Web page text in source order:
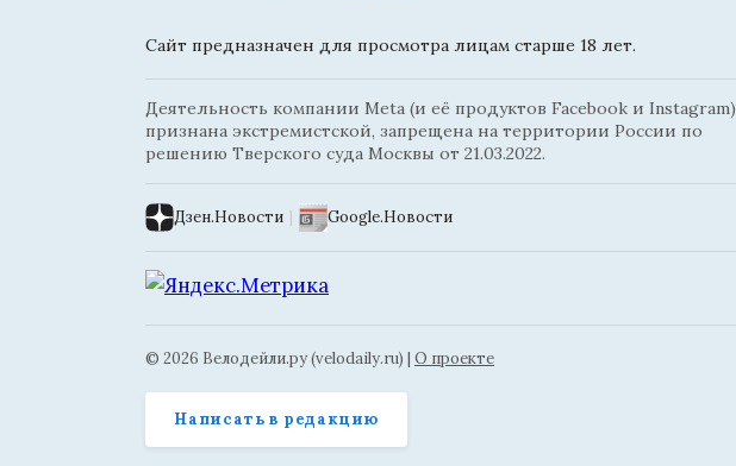
Сайт предназначен для просмотра лицам старше 18 лет.
Деятельность компании Meta (и её продуктов Facebook и Instagram)
признана экстремистской, запрещена на территории России по
решению Тверского суда Москвы от 21.03.2022.
Дзен.Новости Google.Новости
© 2026 Велодейли.ру (velodaily.ru) | О проекте
Написать в редакцию